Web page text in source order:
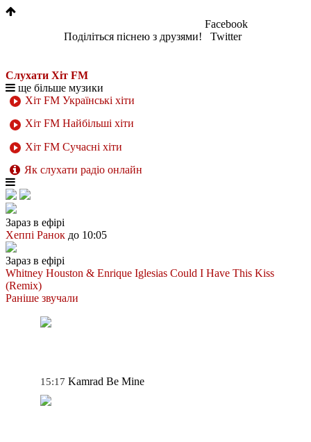
Поділіться піснею з друзями!
Facebook
Twitter
Слухати Хіт FM
ще більше музики
Хіт FM Українські хіти
Хіт FM Найбільші хіти
Хіт FM Сучасні хіти
Як слухати радіо онлайн
Зараз в ефірі
Хеппі Ранок до 10:05
Зараз в ефірі
Whitney Houston & Enrique Iglesias Could I Have This Kiss
(Remix)
Раніше звучали
15:17 Kamrad Be Mine